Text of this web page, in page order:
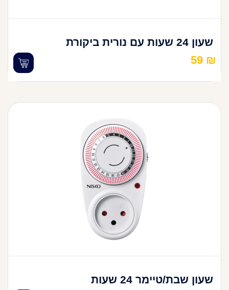
שעון 24 שעות עם נורית ביקורת
59 ₪
שעון שבת/טיימר 24 שעות